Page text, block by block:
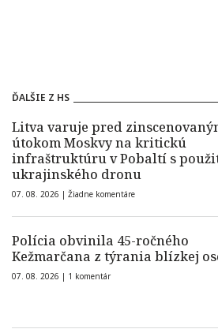
ĎALŠIE Z HS
Litva varuje pred
útokom Moskvy na kritickú
infraštruktúru v Pobaltí s
ukrajinského dronu
07. 08. 2026 | Žiadne komentáre
Polícia obvinila 45-ročného
Kežmarčana z týrania blízkej
07. 08. 2026 | 1 komentár